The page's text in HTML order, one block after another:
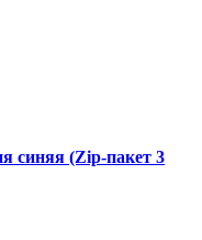
синяя (Zip-пакет 3